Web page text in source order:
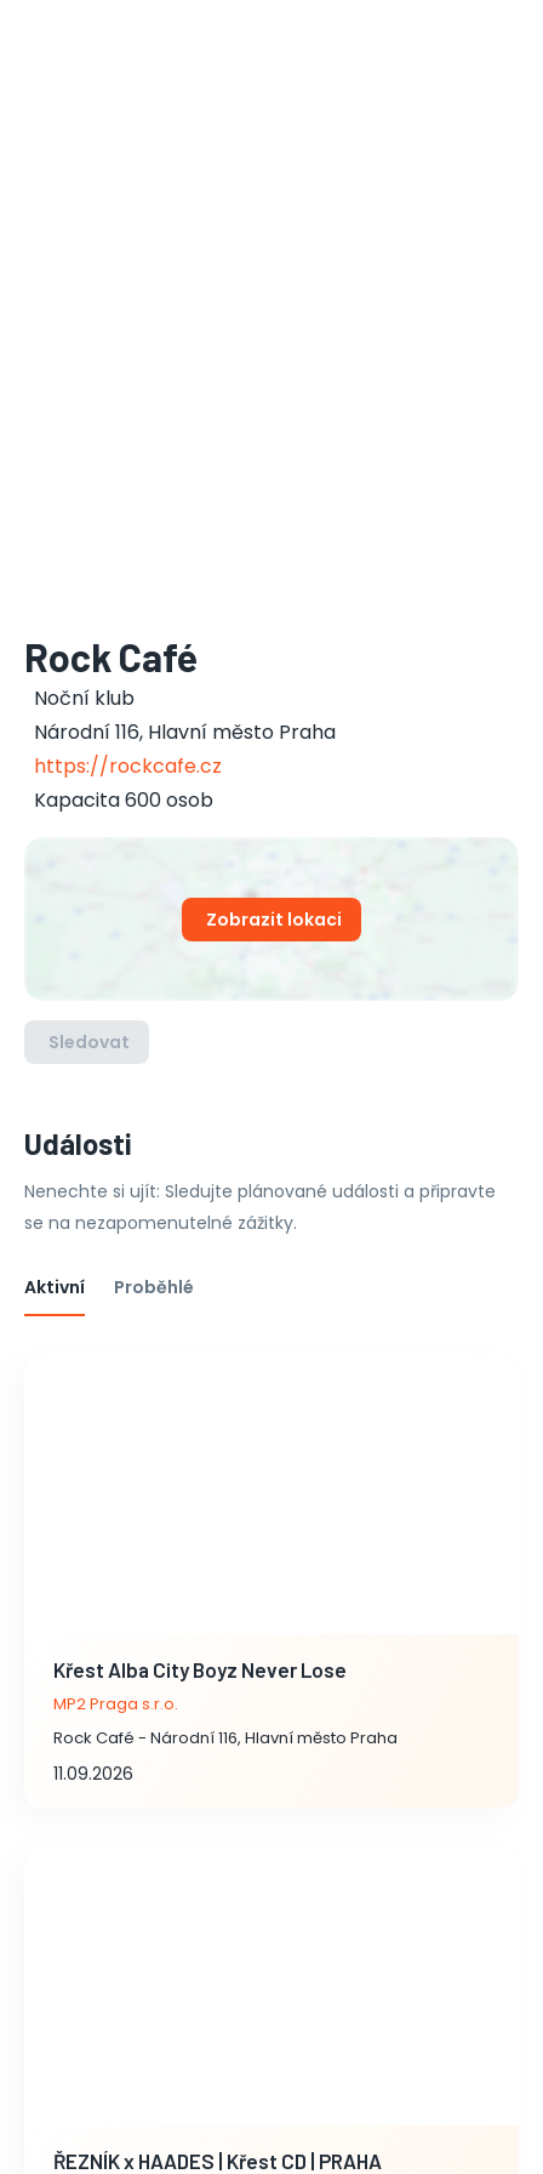
Rock Café
Noční klub
Národní 116, Hlavní město Praha
https://rockcafe.cz
Kapacita 600 osob
Zobrazit lokaci
Sledovat
Události
Nenechte si ujít: Sledujte plánované události a připravte
se na nezapomenutelné zážitky.
Aktivní Proběhlé
Křest Alba City Boyz Never Lose
MP2 Praga s.r.o.
Rock Café - Národní 116, Hlavní město Praha
11.09.2026
ŘEZNÍK x HAADES | Křest CD | PRAHA